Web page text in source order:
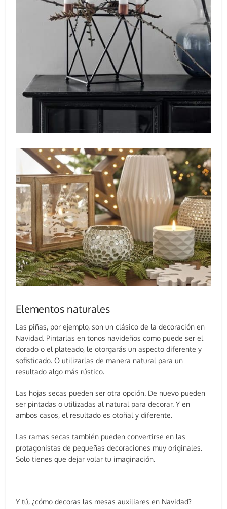
Elementos naturales
Las piñas, por ejemplo, son un clásico de la decoración en
Navidad. Pintarlas en tonos navideños como puede ser el
dorado o el plateado, le otorgarás un aspecto diferente y
sofisticado. O utilizarlas de manera natural para un
resultado algo más rústico.
Las hojas secas pueden ser otra opción. De nuevo pueden
ser pintadas o utilizadas al natural para decorar. Y en
ambos casos, el resultado es otoñal y diferente.
Las ramas secas también pueden convertirse en las
protagonistas de pequeñas decoraciones muy originales.
Solo tienes que dejar volar tu imaginación.
Y tú, ¿cómo decoras las mesas auxiliares en Navidad?